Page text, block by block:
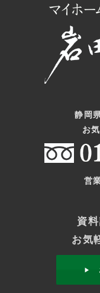
静岡
お
営
資
お気